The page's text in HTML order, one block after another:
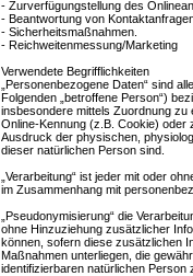
- Zurverfügungstellung des
- Beantwortung von
- Sicherheitsmaßnahmen.
- Reichweitenmessung/Marketing
Verwendete Begrifflichkeiten
„Personenbezogene Daten“ sind
Folgenden „betroffene Person“)
insbesondere mittels Zuordnung zu
Online-Kennung (z.B. Cookie) oder
Ausdruck der physischen,
dieser natürlichen Person sind.
„Verarbeitung“ ist jeder mit oder
im Zusammenhang mit
„Pseudonymisierung“ die
ohne Hinzuziehung zusätzlicher
können, sofern diese zusätzlichen
Maßnahmen unterliegen, die
identifizierbaren natürlichen Person